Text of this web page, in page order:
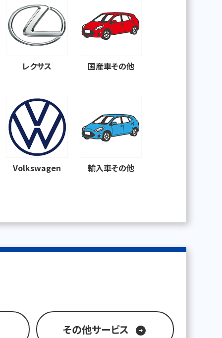
レクサス 国産車その他
Volkswagen 輸入車その他
その他サービス arrow_circle_right